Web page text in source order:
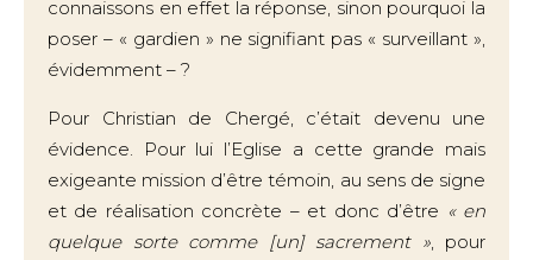
connaissons en effet la réponse, sinon pourquoi la
poser – « gardien » ne signifiant pas « surveillant »,
évidemment – ?
Pour Christian de Chergé, c’était devenu une
évidence. Pour lui l’Eglise a cette grande mais
exigeante mission d’être témoin, au sens de signe
et de réalisation concrète – et donc d’être « en
quelque sorte comme [un] sacrement », pour